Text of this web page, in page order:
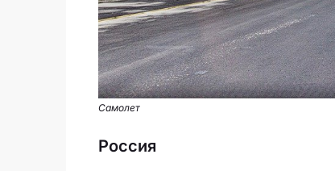
Самолет
Россия